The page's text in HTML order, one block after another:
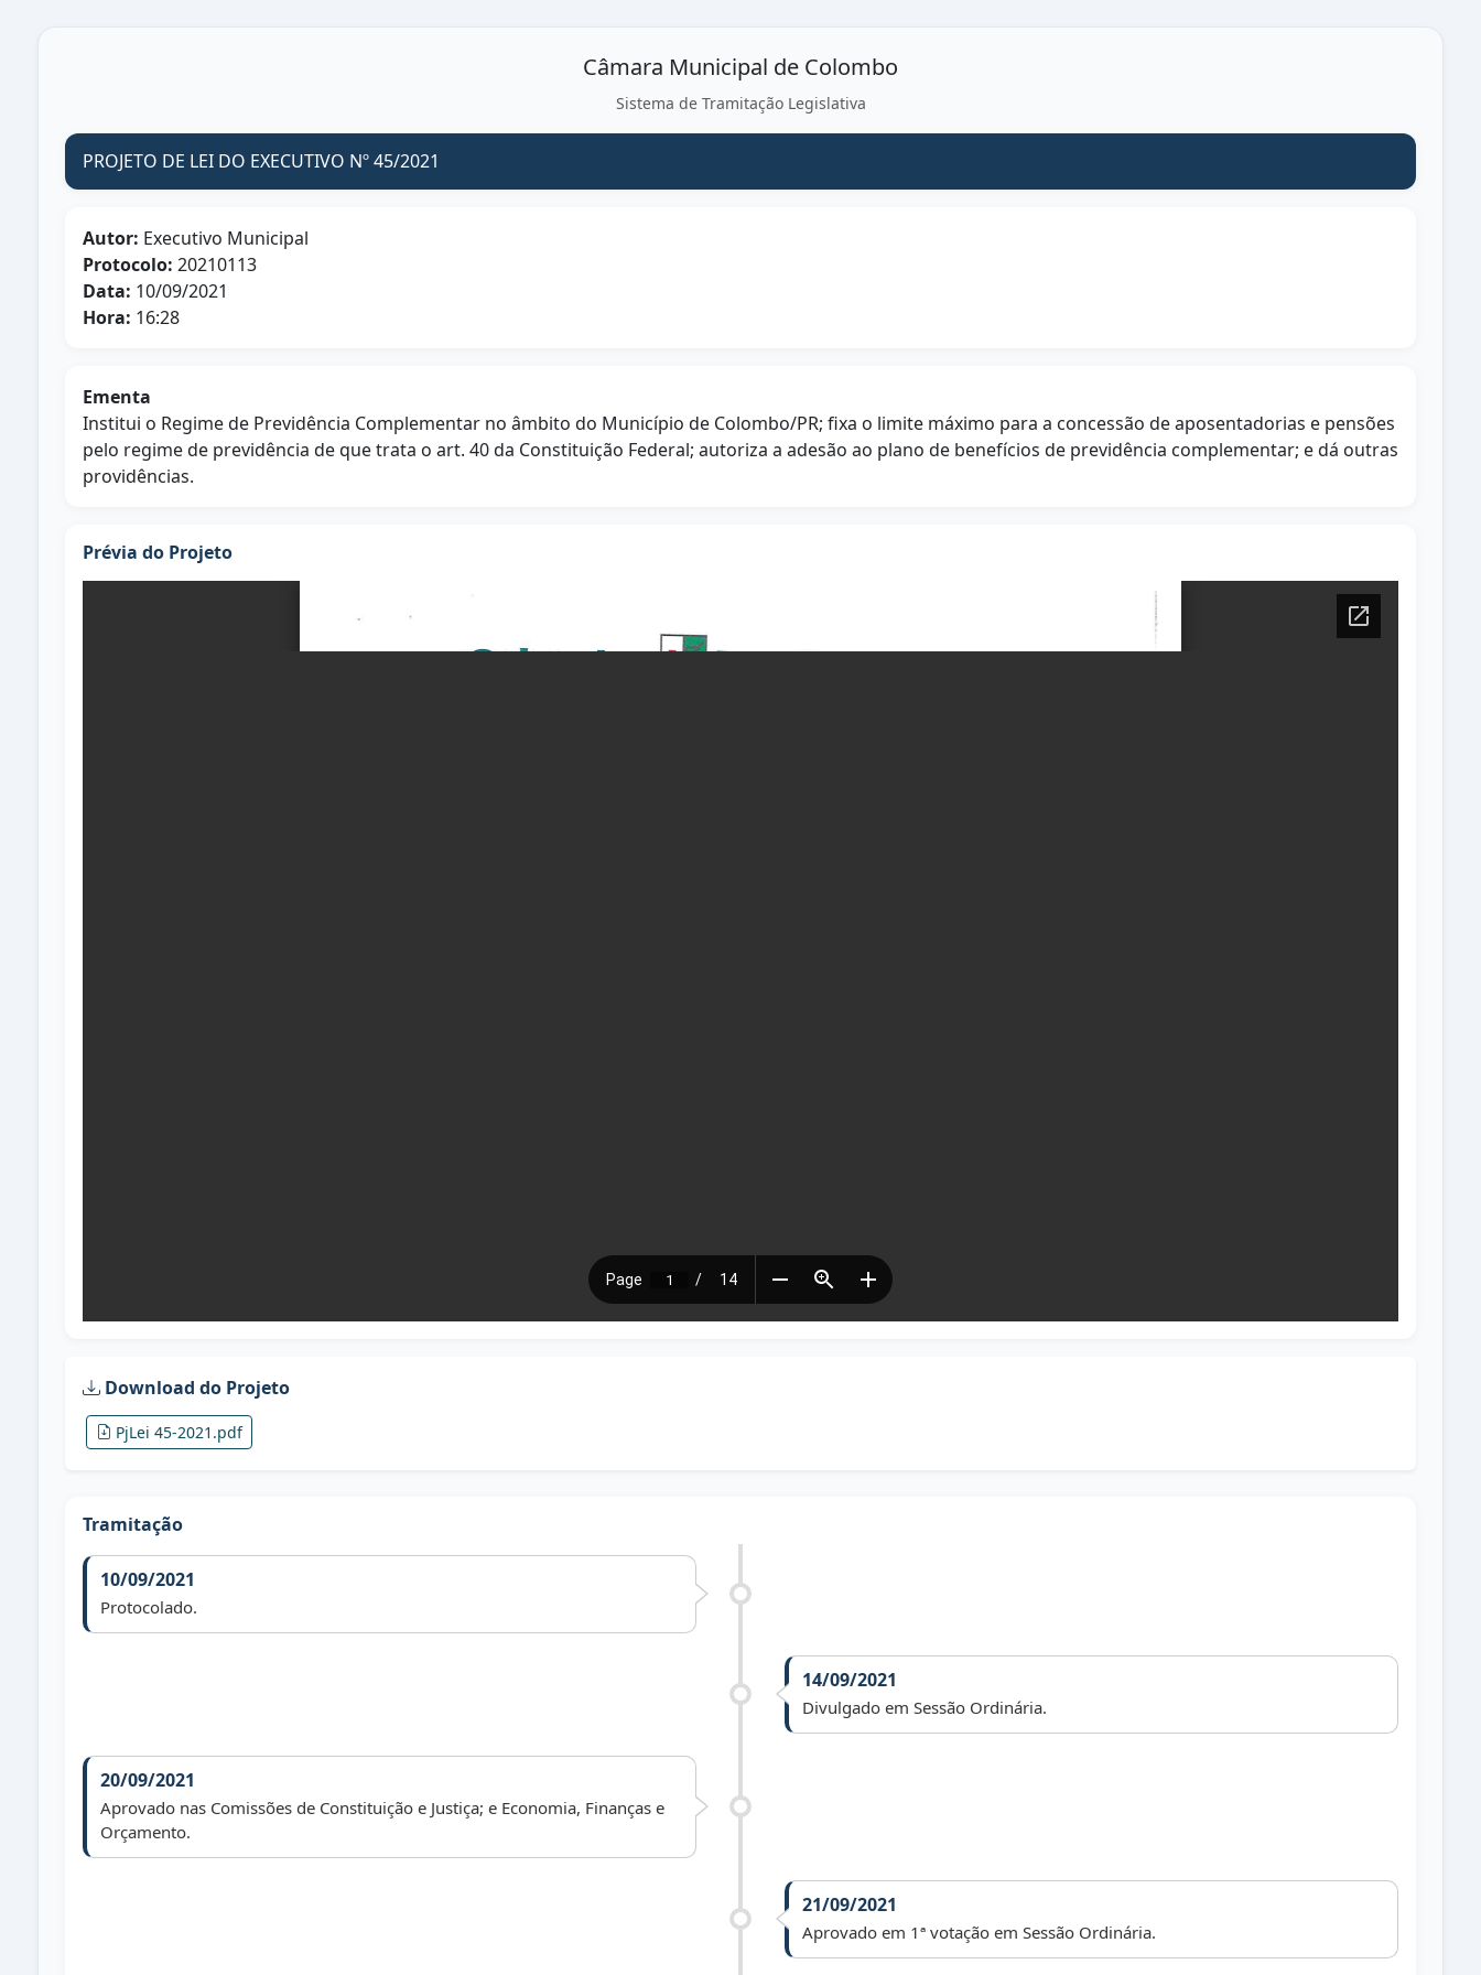
Câmara Municipal de Colombo
Sistema de Tramitação Legislativa
PROJETO DE LEI DO EXECUTIVO Nº 45/2021
Autor: Executivo Municipal
Protocolo: 20210113
Data: 10/09/2021
Hora: 16:28
Ementa
Institui o Regime de Previdência Complementar no âmbito do Município de Colombo/PR; fixa o limite máximo para a concessão de aposentadorias e pensões
pelo regime de previdência de que trata o art. 40 da Constituição Federal; autoriza a adesão ao plano de benefícios de previdência complementar; e dá outras
providências.
Prévia do Projeto
Download do Projeto
PjLei 45-2021.pdf
Tramitação
10/09/2021
Protocolado.
14/09/2021
Divulgado em Sessão Ordinária.
20/09/2021
Aprovado nas Comissões de Constituição e Justiça; e Economia, Finanças e
Orçamento.
21/09/2021
Aprovado em 1ª votação em Sessão Ordinária.